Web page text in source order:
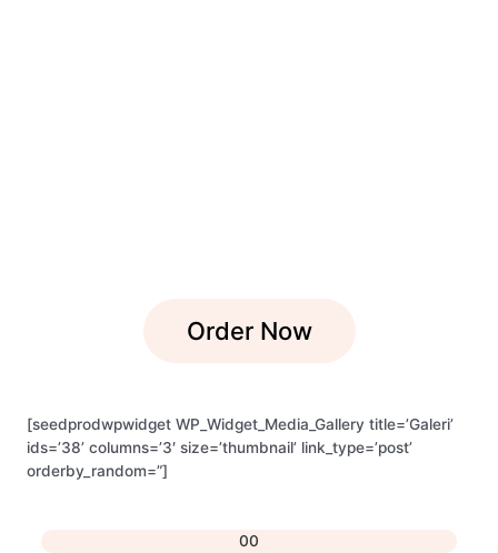
Order Now
[seedprodwpwidget WP_Widget_Media_Gallery title=’Galeri’
ids=’38’ columns=’3′ size=’thumbnail’ link_type=’post’
orderby_random=”]
00